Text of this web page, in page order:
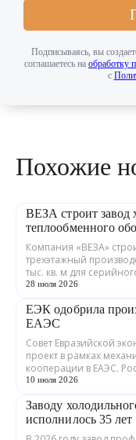
Подписываясь, вы
соглашаетесь на обработку
с
Похожие
ВЕЗА строит завод
теплообменного
Компания «ВЕЗА»
трехэтажный
тыс. кв. м для
теплообменного
28 июля 2026
ЕЭК одобрила
ЕАЭС
Совет Евразийской
проект в рамках
кооперации в ЕАЭС.
ГРАДИЕНТ» совместно
10 июля 2026
Заводу
исполнилось 35 лет